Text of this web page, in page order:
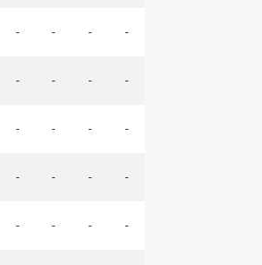
- - - -
- - - -
- - - -
- - - -
- - - -